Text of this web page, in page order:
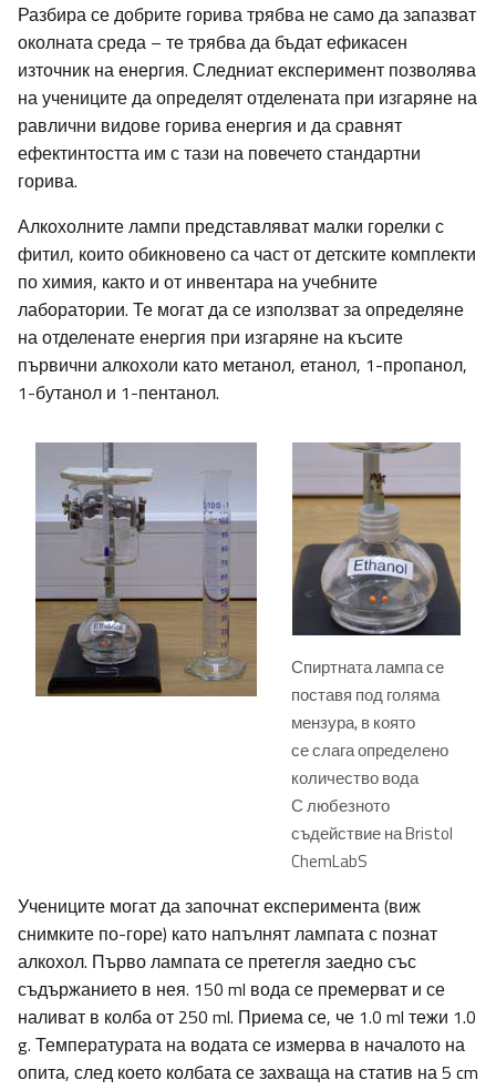
Разбира се добрите горива трябва не само да запазват
околната среда – те трябва да бъдат ефикасен
източник на енергия. Следниат експеримент позволява
на учениците да определят отделената при изгаряне на
равлични видове горива енергия и да сравнят
ефектинтостта им с тази на повечето стандартни
горива.
Алкохолните лампи представляват малки горелки с
фитил, които обикновено са част от детските комплекти
по химия, както и от инвентара на учебните
лаборатории. Те могат да се използват за определяне
на отделенате енергия при изгаряне на късите
първични алкохоли като метанол, етанол, 1-пропанол,
1-бутанол и 1-пентанол.
Спиртната лампа се
поставя под голяма
мензура, в която
се слага определено
количество вода
С любезното
съдействие на Bristol
ChemLabS
Учениците могат да започнат експеримента (виж
снимките по-горе) като напълнят лампата с познат
алкохол. Първо лампата се претегля заедно със
съдържанието в нея. 150 ml вода се премерват и се
наливат в колба от 250 ml. Приема се, че 1.0 ml тежи 1.0
g. Температурата на водата се измерва в началото на
опита, след което колбата се захваща на статив на 5 cm